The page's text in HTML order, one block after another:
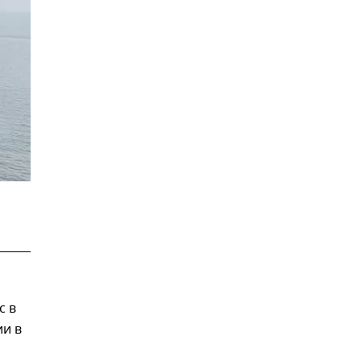
в
в